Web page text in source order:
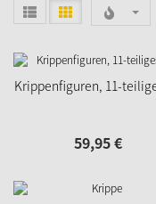
Krippenfiguren, 11-
59,95€